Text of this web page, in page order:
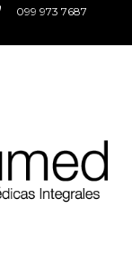
099 973 7687